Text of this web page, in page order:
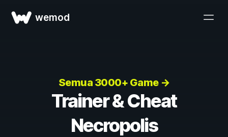
wemod
Semua 3000+ Game →
Trainer & Cheat
Necropolis